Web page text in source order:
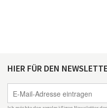
HIER FÜR DEN